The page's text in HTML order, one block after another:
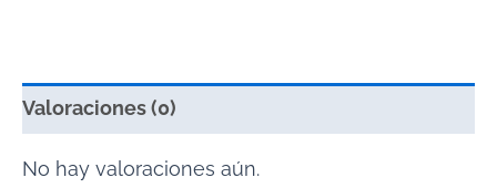
Valoraciones (0)
No hay valoraciones aún.